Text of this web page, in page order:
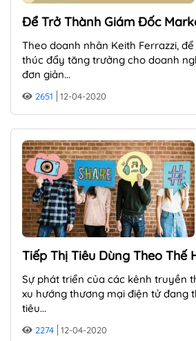
Để Trở Thành Giám Đốc
Theo doanh nhân Keith Ferrazzi,
thúc đẩy tăng trưởng cho doanh
đơn giản...
2651 12-04-2020
Tiếp Thị Tiêu Dùng Theo Thế
Sự phát triển của các kênh truyền
xu hướng thương mại điện tử đang
tiêu...
2274 12-04-2020